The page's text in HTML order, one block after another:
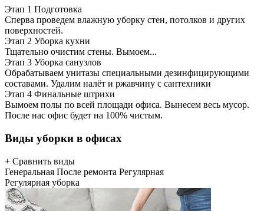
Этап 1 Подготовка
Сперва проведем влажную уборку стен, потолков и других
поверхностей.
Этап 2 Уборка кухни
Тщательно очистим стены. Вымоем...
Этап 3 Уборка санузлов
Обрабатываем унитазы специальными дезинфицирующими
составами. Удалим налёт и ржавчину с сантехники
Этап 4 Финальные штрихи
Вымоем полы по всей площади офиса. Вынесем весь мусор.
После нас офис будет на 100% чистым.
Виды уборки в офисах
+ Сравнить виды
Генеральная После ремонта Регулярная
Регулярная уборка